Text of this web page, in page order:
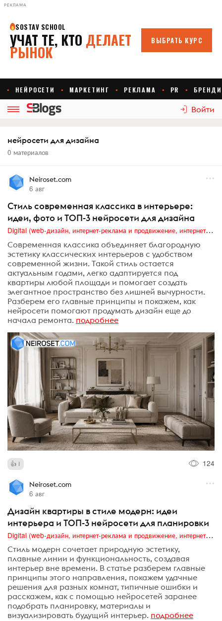
РЕКЛАМА
Войти
нейросети для дизайна
0 материалов
Neiroset.com
6 авг
Стиль современная классика в интерьере:
идеи, фото и ТОП-3 нейросети для дизайна
Digital (web-дизайн, интернет-реклама и продвижение, интернет-сообщества и блоги, интернет-коммуникации, мобильный маркетинг, реклама на цифровых экранах)
Современная классика объединяет благородную
эстетику классических интерьеров с удобством
современной жизни. Такой стиль остается
актуальным годами, легко адаптируется под
квартиры любой площади и помогает создать
элегантное пространство без лишней вычурности.
Разберем его главные принципы и покажем, как
нейросети помогают продумать дизайн еще до
начала ремонта. подробнее
1 124
Neiroset.com
6 авг
Дизайн квартиры в стиле модерн: идеи
интерьера и ТОП-3 нейросети для планировки
Digital (web-дизайн, интернет-реклама и продвижение, интернет-сообщества и блоги, интернет-коммуникации, мобильный маркетинг, реклама на цифровых экранах)
Стиль модерн сочетает природную эстетику,
плавные линии и функциональность, создавая
интерьер вне времени. В статье разберем главные
принципы этого направления, покажем удачные
решения для разных комнат, типичные ошибки и
расскажем, как с помощью нейросетей заранее
подобрать планировку, материалы и
визуализировать будущий интерьер. подробнее